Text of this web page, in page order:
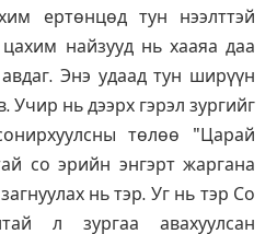
ертөнцөд тун нээлттэй
цахим найзууд нь хааяа даа
Энэ удаад тун ширүүн
нь дээрх гэрэл зургийг
төлөө "Царай
со эрийн энгэрт жаргана
нь тэр. Уг нь тэр Со
л зургаа авахуулсан